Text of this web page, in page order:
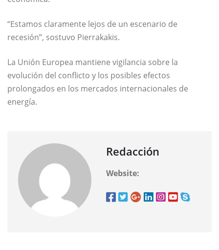
“Estamos claramente lejos de un escenario de
recesión”, sostuvo Pierrakakis.
La Unión Europea mantiene vigilancia sobre la
evolución del conflicto y los posibles efectos
prolongados en los mercados internacionales de
energía.
Redacción
Website: